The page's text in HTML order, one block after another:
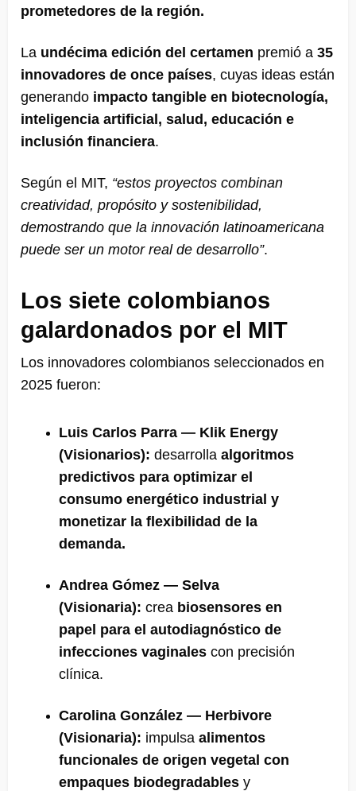
prometedores de la región.
La undécima edición del certamen premió a 35
innovadores de once países, cuyas ideas están
generando impacto tangible en biotecnología,
inteligencia artificial, salud, educación e
inclusión financiera.
Según el MIT, “estos proyectos combinan
creatividad, propósito y sostenibilidad,
demostrando que la innovación latinoamericana
puede ser un motor real de desarrollo”.
Los siete colombianos
galardonados por el MIT
Los innovadores colombianos seleccionados en
2025 fueron:
Luis Carlos Parra — Klik Energy
(Visionarios): desarrolla algoritmos
predictivos para optimizar el
consumo energético industrial y
monetizar la flexibilidad de la
demanda.
Andrea Gómez — Selva
(Visionaria): crea biosensores en
papel para el autodiagnóstico de
infecciones vaginales con precisión
clínica.
Carolina González — Herbivore
(Visionaria): impulsa alimentos
funcionales de origen vegetal con
empaques biodegradables y